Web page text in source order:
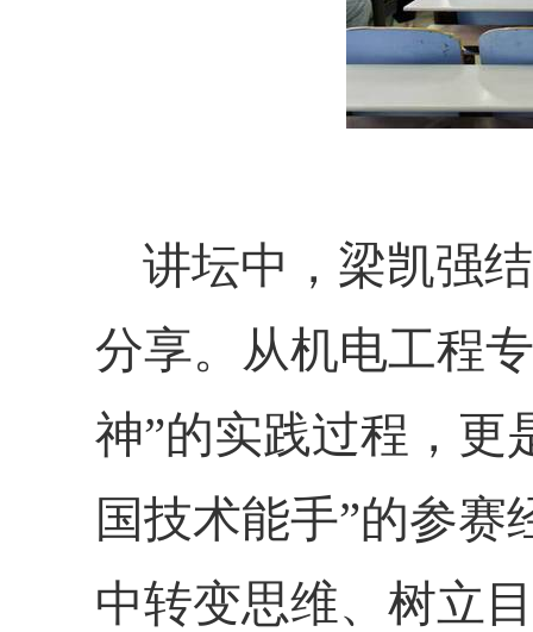
讲坛中，梁凯强
分享。从机电工程
神”的实践过程，更
国技术能手”的参
中转变思维、树立